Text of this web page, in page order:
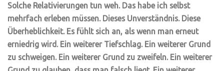
Solche Relativierungen tun weh. Das habe ich selbst
mehrfach erleben müssen. Dieses Unverständnis. Diese
Überheblichkeit. Es fühlt sich an, als wenn man erneut
erniedrig wird. Ein weiterer Tiefschlag. Ein weiterer Grund
zu schweigen. Ein weiterer Grund zu zweifeln. Ein weiterer